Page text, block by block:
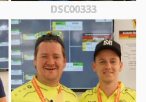
DSC00333